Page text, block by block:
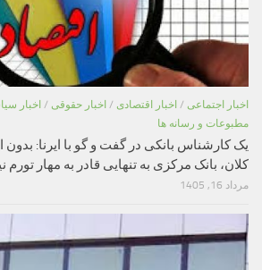
اخبار اجتماعی / اخبار اقتصادی / اخبار حقوقی / اخبار
مطبوعات و رسانه ها
یک کارشناس بانکی در گفت و گو با ایرنا:
کلان، بانک مرکزی به تنهایی قادر به مهار
مرداد 16, 1405